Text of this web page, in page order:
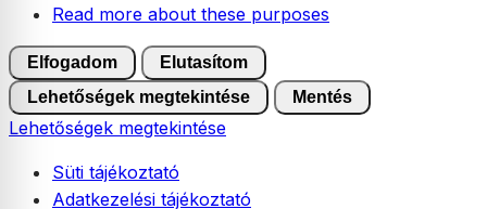
Read more about these purposes
Elfogadom
Elutasítom
Lehetőségek megtekintése
Mentés
Lehetőségek megtekintése
Süti tájékoztató
Adatkezelési tájékoztató